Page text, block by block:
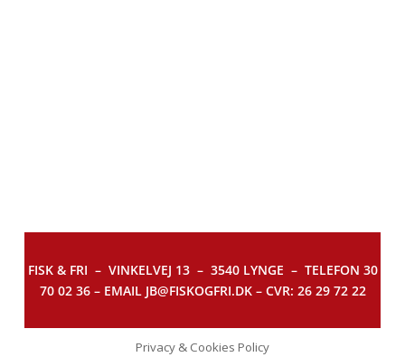
FISK & FRI – VINKELVEJ 13 – 3540 LYNGE – TELEFON 30
70 02 36 – EMAIL JB@FISKOGFRI.DK – CVR: 26 29 72 22
Privacy & Cookies Policy